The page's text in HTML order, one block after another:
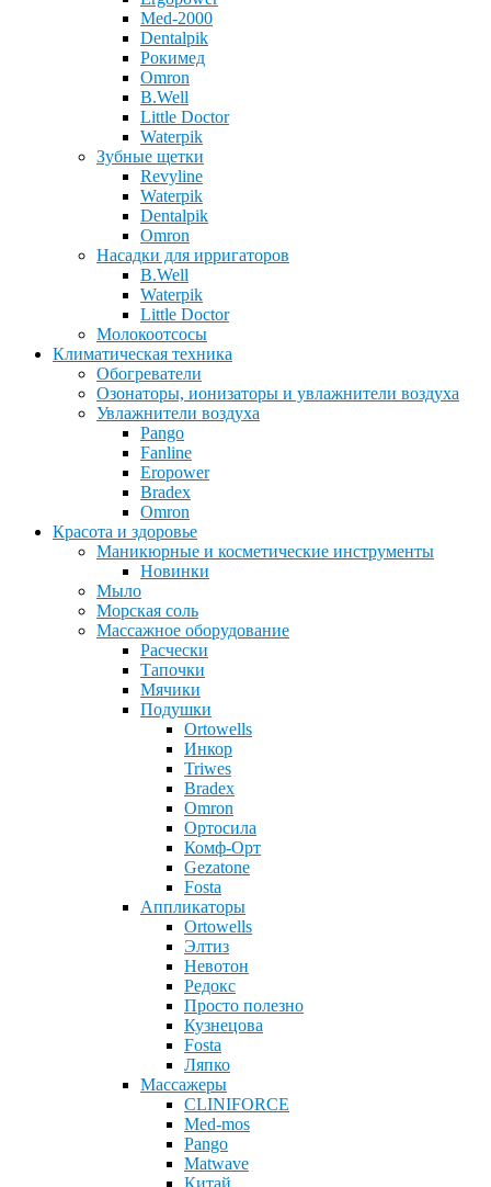
Med-2000
Dentalpik
Рокимед
Omron
B.Well
Little Doctor
Waterpik
Зубные щетки
Revyline
Waterpik
Dentalpik
Omron
Насадки для ирригаторов
B.Well
Waterpik
Little Doctor
Молокоотсосы
Климатическая техника
Обогреватели
Озонаторы, ионизаторы и увлажнители воздуха
Увлажнители воздуха
Pango
Fanline
Eropower
Bradex
Omron
Красота и здоровье
Маникюрные и косметические инструменты
Новинки
Мыло
Морская соль
Массажное оборудование
Расчески
Тапочки
Мячики
Подушки
Ortowells
Инкор
Triwes
Bradex
Omron
Ортосила
Комф-Орт
Gezatone
Fosta
Аппликаторы
Ortowells
Элтиз
Невотон
Редокс
Просто полезно
Кузнецова
Fosta
Ляпко
Массажеры
CLINIFORCE
Med-mos
Pango
Matwave
Китай